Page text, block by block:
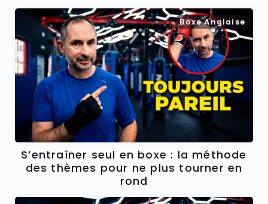
Boxe Anglaise
S’entraîner seul en boxe : la méthode
des thèmes pour ne plus tourner en
rond